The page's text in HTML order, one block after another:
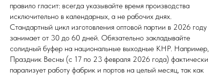
правило гласит: всегда указывайте время производства
исключительно в календарных, а не рабочих днях.
Стандартный цикл изготовления оптовой партии в 2026 году
занимает от 30 до 60 дней. Обязательно закладывайте
солидный буфер на национальные выходные КНР. Например,
Праздник Весны (с 17 по 23 февраля 2026 года) фактически
парализует работу фабрик и портов на целый месяц, так как